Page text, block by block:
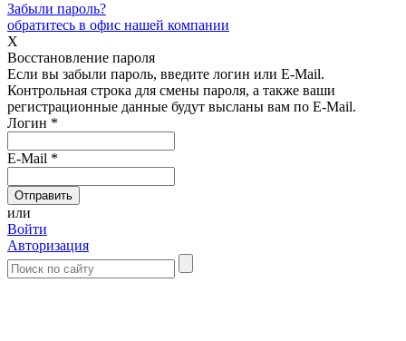
Забыли пароль?
обратитесь в офис нашей компании
X
Восстановление пароля
Если вы забыли пароль, введите логин или E-Mail.
Контрольная строка для смены пароля, а также ваши
регистрационные данные будут высланы вам по E-Mail.
Логин *
E-Mail *
или
Войти
Авторизация